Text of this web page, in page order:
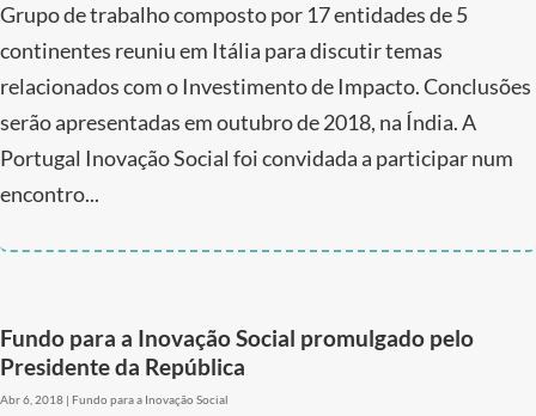
Grupo de trabalho composto por 17 entidades de 5
continentes reuniu em Itália para discutir temas
relacionados com o Investimento de Impacto. Conclusões
serão apresentadas em outubro de 2018, na Índia. A
Portugal Inovação Social foi convidada a participar num
encontro...
Fundo para a Inovação Social promulgado pelo
Presidente da República
Abr 6, 2018 | Fundo para a Inovação Social